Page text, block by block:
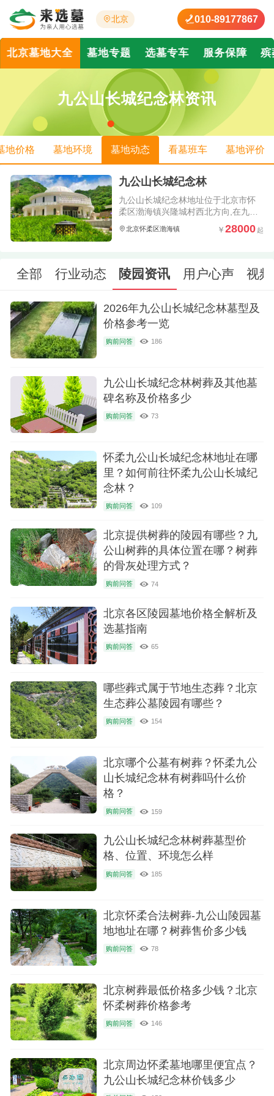
北京 010-89177867
北京墓地大全 墓地专题 选墓专车 服务保障 殡
九公山长城纪念林资讯
地价格 墓地环境 墓地动态 看墓班车 墓地评价
九公山长城纪念林
九公山长城纪念林地址位于北京市怀
柔区渤海镇兴隆城村西北方向,在九公
山长城纪念林详情页可以在线查看关
于九公山长城纪念林公墓价格、陵园
时更新九公山长城纪念林简介、墓型
价格、安葬的名人及陵园动态信息.
北京怀柔区渤海镇 28000
全部 行业动态 陵园资讯 用户心声 视
2026年九公山长城纪念林墓型及
价格参考一览
购前问答 186
九公山长城纪念林树葬及其他墓
碑名称及价格多少
购前问答 73
怀柔九公山长城纪念林地址在哪
里？如何前往怀柔九公山长城纪
念林？
购前问答 109
北京提供树葬的陵园有哪些？九
公山树葬的具体位置在哪？树葬
的骨灰处理方式？
购前问答 74
北京各区陵园墓地价格全解析及
选墓指南
购前问答 65
哪些葬式属于节地生态葬？北京
生态葬公墓陵园有哪些？
购前问答 154
北京哪个公墓有树葬？怀柔九公
山长城纪念林有树葬吗什么价
格？
购前问答 159
九公山长城纪念林树葬墓型价
格、位置、环境怎么样
购前问答 185
北京怀柔合法树葬-九公山陵园墓
地地址在哪？树葬售价多少钱
购前问答 78
北京树葬最低价格多少钱？北京
怀柔树葬价格参考
购前问答 146
北京周边怀柔墓地哪里便宜点？
九公山长城纪念林价钱多少